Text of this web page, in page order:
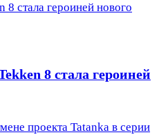
8 стала героиней нового
8 стала героиней
проекта Tatanka в серии